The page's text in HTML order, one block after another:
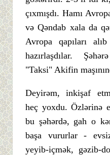
çıxmışdı. Hamı
və Qəndab xala da
Avropa qapıları
hazırlaşdılar.
"Taksi" Akifin
Deyirəm, inkişaf
heç yoxdu. Özlərinə
bu şəhərdə, gah o
başa vururlar -
yeyib-içmək, gəzib-